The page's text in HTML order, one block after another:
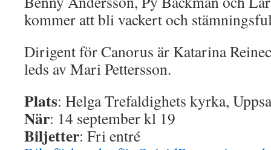
kommer att bli vackert och
Dirigent för Canorus är Katarina
leds av Mari Pettersson.
Plats: Helga Trefaldighets kyrka,
När: 14 september kl 19
Biljetter: Fri entré